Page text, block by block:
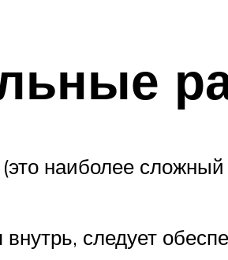
наиболее
внутрь, следует